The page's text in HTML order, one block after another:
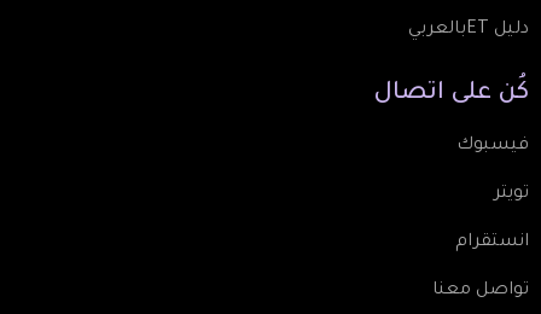
دليل ETبالعربي
كُن على اتصال
فيسبوك
تويتر
انستقرام
تواصل معنا